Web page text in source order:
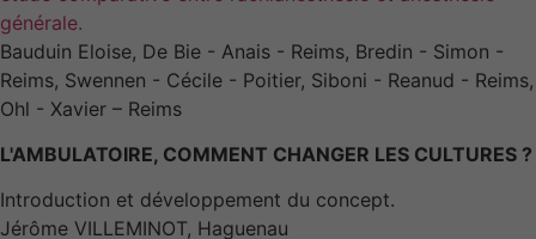
générale.
Bauduin Eloise, De Bie - Anais - Reims, Bredin - Simon -
Reims, Swennen - Cécile - Poitier, Siboni - Reanud - Reims,
Ohl - Xavier – Reims
L'AMBULATOIRE, COMMENT CHANGER LES CULTURES ?
Introduction et développement du concept.
Jérôme VILLEMINOT, Haguenau